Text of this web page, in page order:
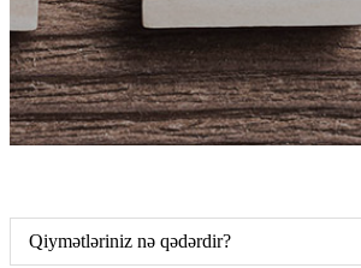
Qiymətləriniz nə qədərdir?